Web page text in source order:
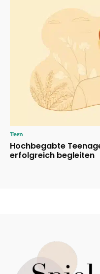
Teen
Hochbegabte
erfolgreich begleiten